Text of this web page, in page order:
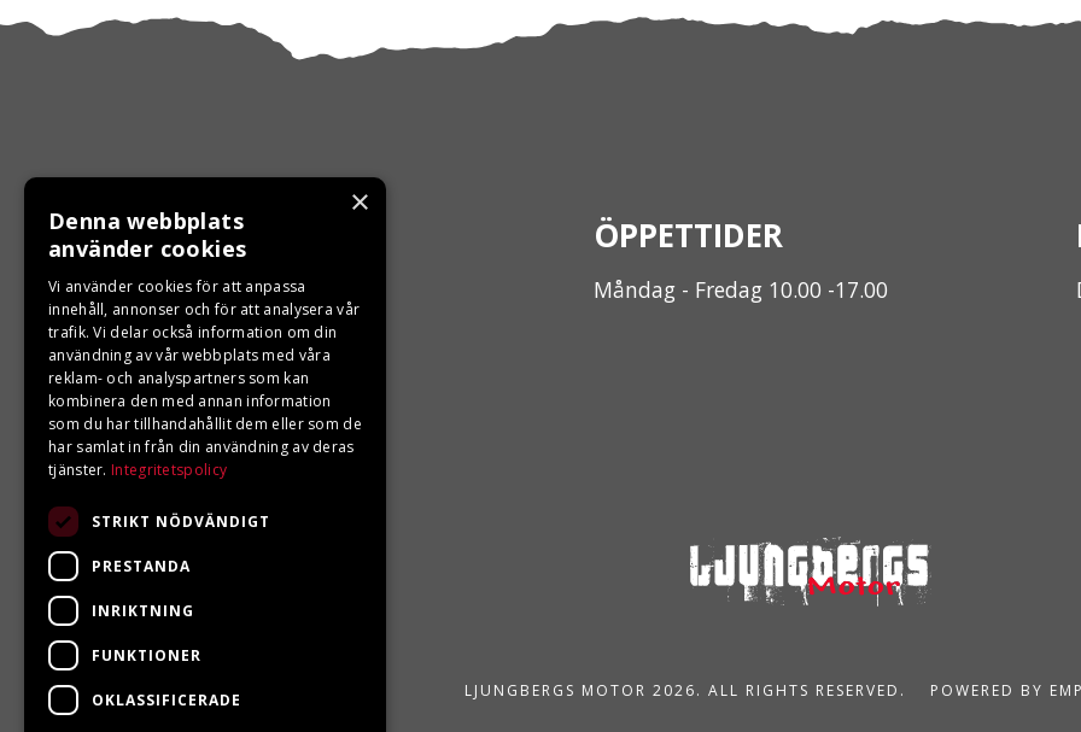
KONTAKTA OSS
Ångra ditt köp
0680-103 60
info@ljungbergsmotor.se
Kolgatan 1C, 842 31 Sveg
ÖPPETTIDER
Måndag - Fredag 10.00 -17.00
LJUNGBERGS MOTOR 2026. ALL RIGHTS RESERVED. POWERED BY
×
Denna webbplats
använder cookies
Vi använder cookies för att anpassa
innehåll, annonser och för att analysera vår
trafik. Vi delar också information om din
användning av vår webbplats med våra
reklam- och analyspartners som kan
kombinera den med annan information
som du har tillhandahållit dem eller som de
har samlat in från din användning av deras
tjänster. Integritetspolicy
STRIKT NÖDVÄNDIGT
PRESTANDA
INRIKTNING
FUNKTIONER
OKLASSIFICERADE